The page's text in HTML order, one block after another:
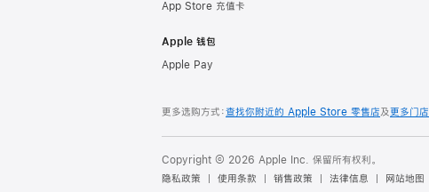
App Store 充值卡
Apple 钱包
Apple Pay
更多选购方式：查找你附近的 Apple Store 零售店及更多门店
Copyright © 2026 Apple Inc. 保留所有权利。
隐私政策
使用条款 销售政策 法律信息 网站地图